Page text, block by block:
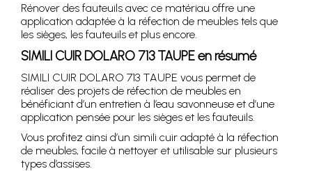
Rénover des fauteuils avec ce matériau offre une
application adaptée à la réfection de meubles tels que
les sièges, les fauteuils et plus encore.
SIMILI CUIR DOLARO 713 TAUPE en résumé
SIMILI CUIR DOLARO 713 TAUPE vous permet de
réaliser des projets de réfection de meubles en
bénéficiant d’un entretien à l’eau savonneuse et d’une
application pensée pour les sièges et les fauteuils.
Vous profitez ainsi d’un simili cuir adapté à la réfection
de meubles, facile à nettoyer et utilisable sur plusieurs
types d’assises.